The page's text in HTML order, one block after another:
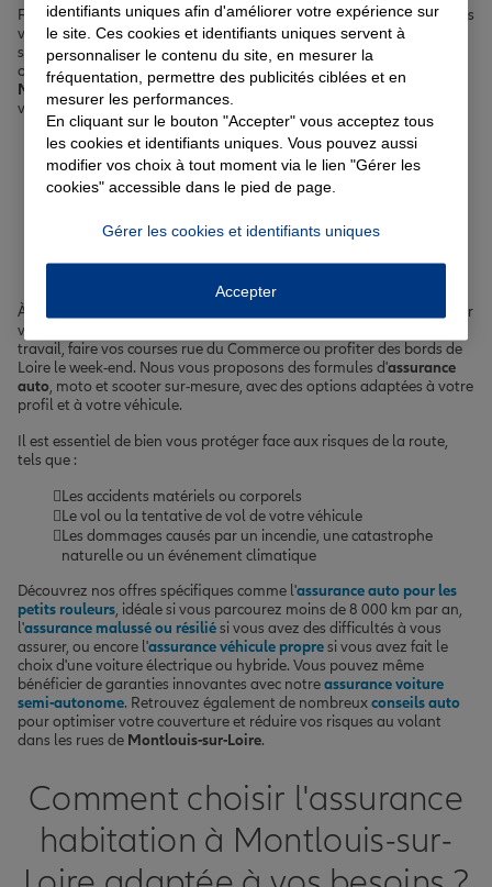
Forts de notre expertise et de notre connaissance du tissu local, nous
vous accompagnons au quotidien pour vous offrir une protection
sur-mesure et un service de proximité. Que vous soyez actif, retraité
ou étudiant, propriétaire ou locataire de votre logement à
Montlouis-sur-Loire , nous avons les solutions qu'il vous faut pour
vivre en toute sérénité.
Votre assurance auto, moto
ou scooter à Montlouis-sur-
Loire
À
pour
vos déplacements quotidiens, que ce soit pour vous rendre au
travail, faire vos courses rue du Commerce ou profiter des bords de
Loire le week-end. Nous vous proposons des formules d'assurance
auto, moto et scooter sur-mesure, avec des options adaptées à votre
profil et à votre véhicule.
Il est essentiel de bien vous protéger face aux risques de la route,
tels que :
Les accidents matériels ou corporels
Le vol ou la tentative de vol de votre véhicule
Les dommages causés par un incendie, une catastrophe
naturelle ou un événement climatique
Découvrez nos offres spécifiques comme l'assurance auto pour les
petits rouleurs, idéale si vous parcourez moins de 8 000 km par an,
l'assurance malussé ou résiliési vous avez des difficultés à vous
assurer, ou encore l'assurance véhicule propresi vous avez fait le
choix d'une voiture électrique ou hybride. Vous pouvez même
bénéficier de garanties innovantes avec notreassurance voiture
semi-autonome. Retrouvez également de nombreuxconseils auto
pour optimiser votre couverture et réduire vos risques au volant
dans les rues de Montlouis-sur-Loire.
Comment choisir l'assurance
habitation à Montlouis-sur-
identifiants uniques afin d'améliorer votre expérience sur
le site. Ces cookies et identifiants uniques servent à
personnaliser le contenu du site, en mesurer la
fréquentation, permettre des publicités ciblées et en
mesurer les performances.
En cliquant sur le bouton "Accepter" vous acceptez tous
les cookies et identifiants uniques. Vous pouvez aussi
modifier vos choix à tout moment via le lien "Gérer les
cookies" accessible dans le pied de page.
Gérer les cookies et identifiants uniques
Accepter